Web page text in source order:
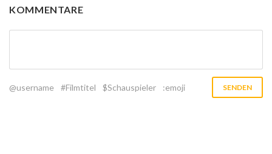
KOMMENTARE
@username #Filmtitel $Schauspieler :emoji